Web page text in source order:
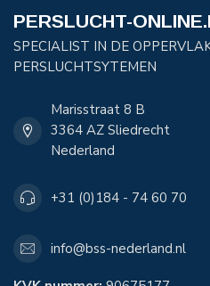
PERSLUCHT-
SPECIALIST IN DE
PERSLUCHTSYTEMEN
Marisstraat 8 B
3364 AZ Sliedrecht
Nederland
+31 (0)184 - 74 60 70
info@bss-nederland.nl